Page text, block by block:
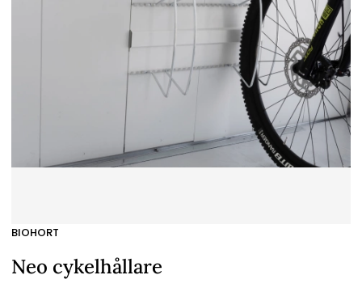
BIOHORT
Neo cykelhållare